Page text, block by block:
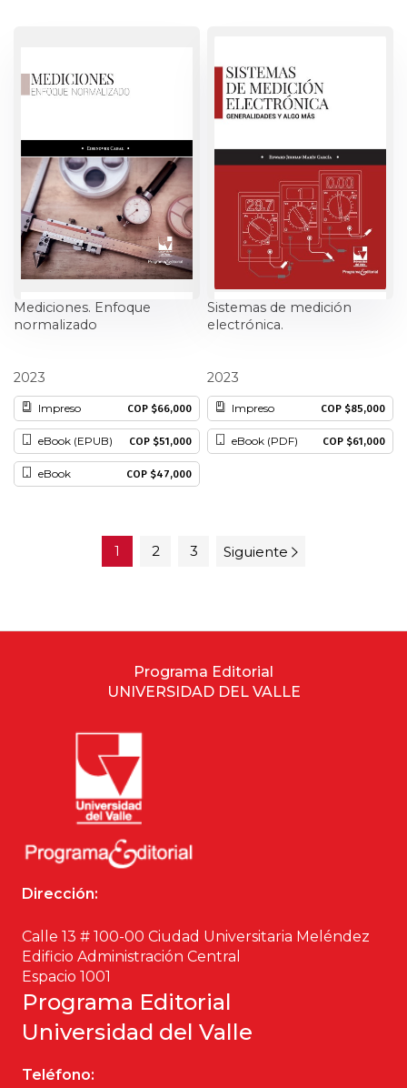
Mediciones. Enfoque
normalizado
2023
Impreso COP $66,000
eBook (EPUB) COP $51,000
eBook COP $47,000
Sistemas de medición
electrónica.
2023
eBook (PDF) COP $61,000
Impreso COP $85,000
1 2 3 Siguiente
Programa Editorial
UNIVERSIDAD DEL VALLE
Dirección:
Calle 13 # 100-00 Ciudad Universitaria Meléndez
Edificio Administración Central
Espacio 1001
Programa Editorial
Universidad del Valle
Teléfono: